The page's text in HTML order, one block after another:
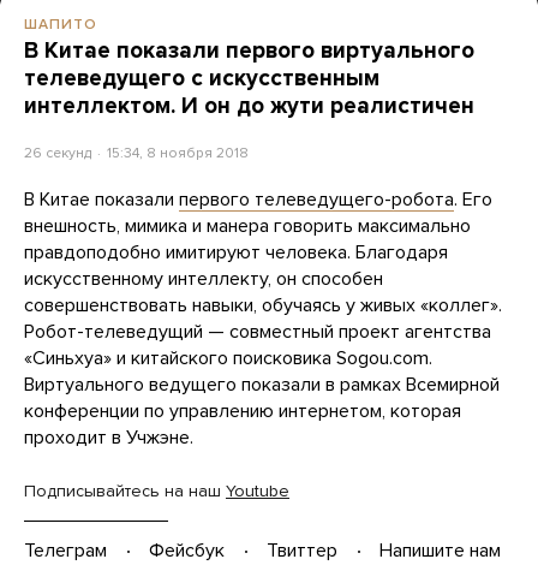
ШАПИТО
В Китае показали первого виртуального
телеведущего с искусственным
интеллектом. И он до жути реалистичен
26 секунд 15:34, 8 ноября 2018
В Китае показали первого телеведущего-робота. Его
внешность, мимика и манера говорить максимально
правдоподобно имитируют человека. Благодаря
искусственному интеллекту, он способен
совершенствовать навыки, обучаясь у живых «коллег».
Робот-телеведущий — совместный проект агентства
«Синьхуа» и китайского поисковика Sogou.com.
Виртуального ведущего показали в рамках Всемирной
конференции по управлению интернетом, которая
проходит в Учжэне.
Подписывайтесь на наш Youtube
Телеграм Фейсбук Твиттер Напишите нам